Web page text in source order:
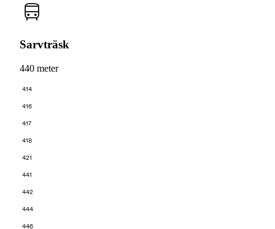
Sarvträsk
440 meter
414
416
417
418
421
441
442
444
446